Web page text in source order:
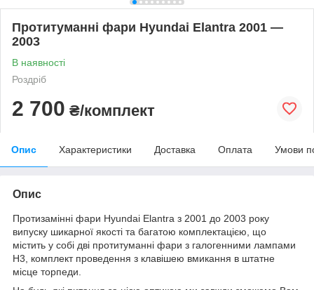
Протитуманні фари Hyundai Elantra 2001 —
2003
В наявності
Роздріб
2 700 ₴/комплект
Опис Характеристики Доставка Оплата Умови
Опис
Протизамінні фари Hyundai Elantra з 2001 до 2003 року
випуску шикарної якості та багатою комплектацією, що
містить у собі дві протитуманні фари з галогенними лампами
Н3, комплект проведення з клавішею вмикання в штатне
місце торпеди.